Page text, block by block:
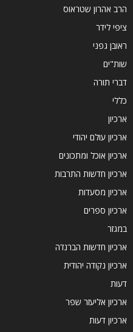
הרב אהרון שטראוס
ציפי לידר
ראובן גפני
שות"ים
דברי תורה
כללי
ארכיון
ארכיון עולם יהודי
ארכיון אוכל ומתכונים
ארכיון חדשות התרבות
ארכיון מסעדות
ארכיון ספרים
במגזר
ארכיון חדשות הברנז'ה
ארכיון נקודה יהודית
דעות
ארכיון אליעזר שפר
ארכיון דעות